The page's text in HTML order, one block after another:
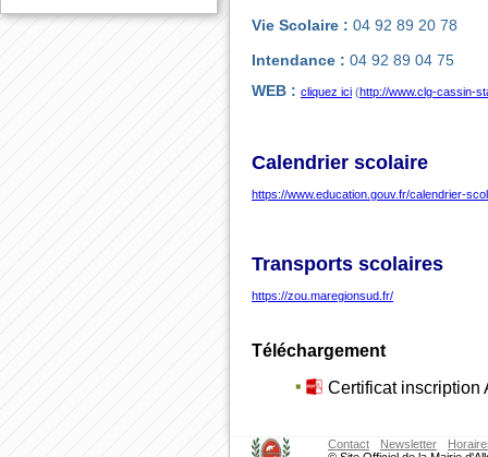
Vie Scolaire : 04 92 89 20 78
Intendance : 04 92 89 04 75
WEB : cliquez ici (http://www.clg-cassin-
Calendrier scolaire
https://www.education.gouv.fr/calendrier-
Transports scolaires
https://zou.maregionsud.fr/
Téléchargement
Certificat inscription
Contact Newsletter